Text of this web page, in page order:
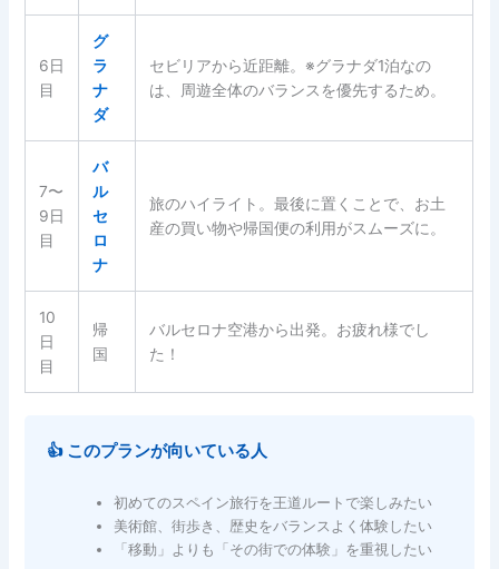
6日
目
グ
ラ
ナ
ダ
セビリアから近距離。※グラナダ1泊なの
は、周遊全体のバランスを優先するため。
7〜
9日
目
バ
ル
セ
ロ
ナ
旅のハイライト。最後に置くことで、お土
産の買い物や帰国便の利用がスムーズに。
10
日
目
帰
国
バルセロナ空港から出発。お疲れ様でし
た！
👍 このプランが向いている人
初めてのスペイン旅行を王道ルートで楽しみたい
美術館、街歩き、歴史をバランスよく体験したい
「移動」よりも「その街での体験」を重視したい